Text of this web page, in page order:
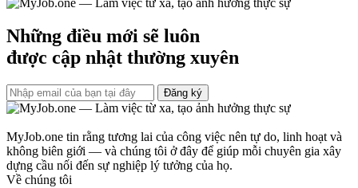
Những điều mới sẽ luôn
được cập nhật thường xuyên
Đăng ký
MyJob.one tin rằng tương lai của công việc nên tự do, linh hoạt và
không biên giới — và chúng tôi ở đây để giúp mỗi chuyên gia xây
dựng cầu nối đến sự nghiệp lý tưởng của họ.
Về chúng tôi